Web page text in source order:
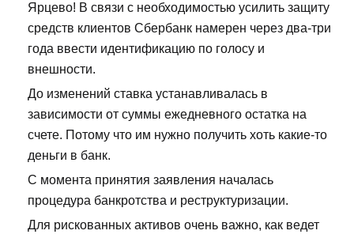
Ярцево! В связи с необходимостью усилить защиту
средств клиентов Сбербанк намерен через два-три
года ввести идентификацию по голосу и
внешности.
До изменений ставка устанавливалась в
зависимости от суммы ежедневного остатка на
счете. Потому что им нужно получить хоть какие-то
деньги в банк.
С момента принятия заявления началась
процедура банкротства и реструктуризации.
Для рискованных активов очень важно, как ведет